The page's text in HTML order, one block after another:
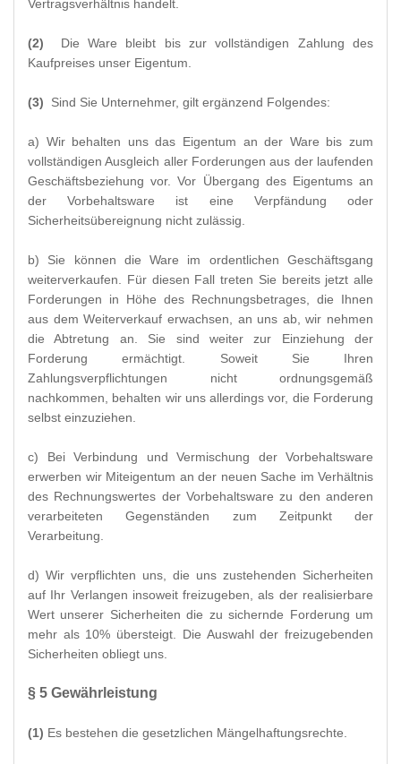
Vertragsverhältnis handelt.
(2) Die Ware bleibt bis zur vollständigen Zahlung des
Kaufpreises unser Eigentum.
(3) Sind Sie Unternehmer, gilt ergänzend Folgendes:
a) Wir behalten uns das Eigentum an der Ware bis zum
vollständigen Ausgleich aller Forderungen aus der laufenden
Geschäftsbeziehung vor. Vor Übergang des Eigentums an
der Vorbehaltsware ist eine Verpfändung oder
Sicherheitsübereignung nicht zulässig.
b) Sie können die Ware im ordentlichen Geschäftsgang
weiterverkaufen. Für diesen Fall treten Sie bereits jetzt alle
Forderungen in Höhe des Rechnungsbetrages, die Ihnen
aus dem Weiterverkauf erwachsen, an uns ab, wir nehmen
die Abtretung an. Sie sind weiter zur Einziehung der
Forderung ermächtigt. Soweit Sie Ihren
Zahlungsverpflichtungen nicht ordnungsgemäß
nachkommen, behalten wir uns allerdings vor, die Forderung
selbst einzuziehen.
c) Bei Verbindung und Vermischung der Vorbehaltsware
erwerben wir Miteigentum an der neuen Sache im Verhältnis
des Rechnungswertes der Vorbehaltsware zu den anderen
verarbeiteten Gegenständen zum Zeitpunkt der
Verarbeitung.
d) Wir verpflichten uns, die uns zustehenden Sicherheiten
auf Ihr Verlangen insoweit freizugeben, als der realisierbare
Wert unserer Sicherheiten die zu sichernde Forderung um
mehr als 10% übersteigt. Die Auswahl der freizugebenden
Sicherheiten obliegt uns.
§ 5 Gewährleistung
(1) Es bestehen die gesetzlichen Mängelhaftungsrechte.